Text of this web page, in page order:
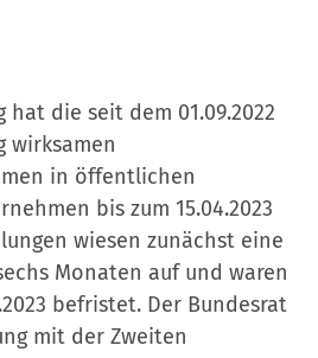
hat die seit dem 01.09.2022
wirksamen
in öffentlichen
bis zum 15.04.2023
wiesen zunächst eine
Monaten auf und waren
befristet. Der Bundesrat
mit der Zweiten